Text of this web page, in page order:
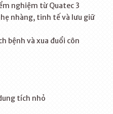
nghiệm từ Quatec 3
nhàng, tinh tế và lưu giữ
bệnh và xua đuổi côn
tích nhỏ